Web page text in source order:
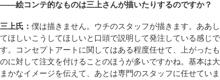
――絵コンテ的なものは三上さんが描いたりするのですか？
三上氏： 僕は描きません。ウチのスタッフが描きます。ああし
てほしいこうしてほしいと口頭で説明して発注している感じで
す。コンセプトアートに関してはある程度任せて、上がったも
のに対して注文を付けることのほうが多いですかね。基本は大
まかなイメージを伝えて、あとは専門のスタッフに任せていま